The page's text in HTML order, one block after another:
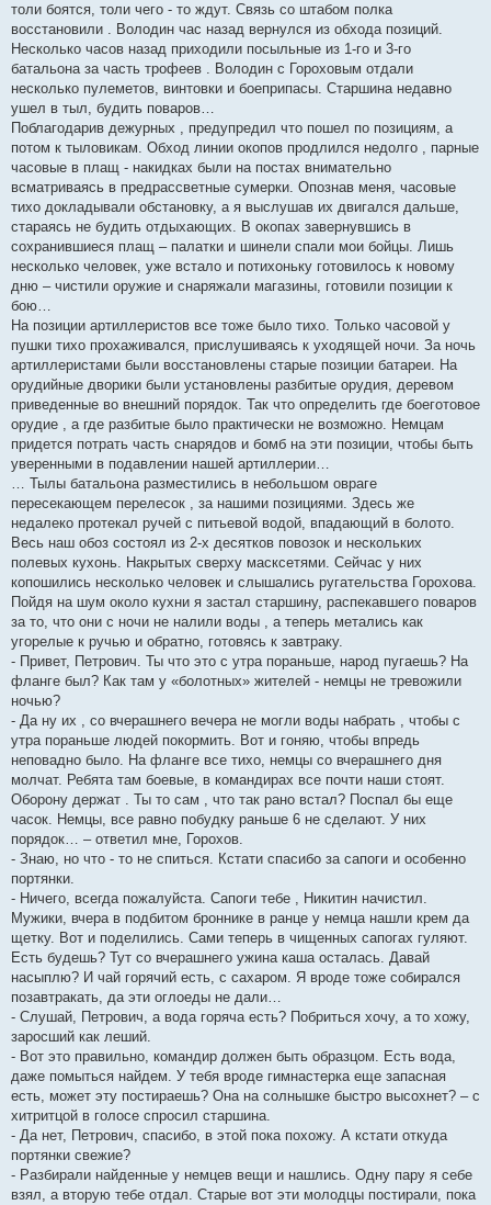
толи боятся, толи чего - то ждут. Связь со штабом полка
восстановили . Володин час назад вернулся из обхода позиций.
Несколько часов назад приходили посыльные из 1-го и 3-го
батальона за часть трофеев . Володин с Гороховым отдали
несколько пулеметов, винтовки и боеприпасы. Старшина недавно
ушел в тыл, будить поваров…
Поблагодарив дежурных , предупредил что пошел по позициям, а
потом к тыловикам. Обход линии окопов продлился недолго , парные
часовые в плащ - накидках были на постах внимательно
всматриваясь в предрассветные сумерки. Опознав меня, часовые
тихо докладывали обстановку, а я выслушав их двигался дальше,
стараясь не будить отдыхающих. В окопах завернувшись в
сохранившиеся плащ – палатки и шинели спали мои бойцы. Лишь
несколько человек, уже встало и потихоньку готовилось к новому
дню – чистили оружие и снаряжали магазины, готовили позиции к
бою…
На позиции артиллеристов все тоже было тихо. Только часовой у
пушки тихо прохаживался, прислушиваясь к уходящей ночи. За ночь
артиллеристами были восстановлены старые позиции батареи. На
орудийные дворики были установлены разбитые орудия, деревом
приведенные во внешний порядок. Так что определить где боеготовое
орудие , а где разбитые было практически не возможно. Немцам
придется потрать часть снарядов и бомб на эти позиции, чтобы быть
уверенными в подавлении нашей артиллерии…
… Тылы батальона разместились в небольшом овраге
пересекающем перелесок , за нашими позициями. Здесь же
недалеко протекал ручей с питьевой водой, впадающий в болото.
Весь наш обоз состоял из 2-х десятков повозок и нескольких
полевых кухонь. Накрытых сверху масксетями. Сейчас у них
копошились несколько человек и слышались ругательства Горохова.
Пойдя на шум около кухни я застал старшину, распекавшего поваров
за то, что они с ночи не налили воды , а теперь метались как
угорелые к ручью и обратно, готовясь к завтраку.
- Привет, Петрович. Ты что это с утра пораньше, народ пугаешь? На
фланге был? Как там у «болотных» жителей - немцы не тревожили
ночью?
- Да ну их , со вчерашнего вечера не могли воды набрать , чтобы с
утра пораньше людей покормить. Вот и гоняю, чтобы впредь
неповадно было. На фланге все тихо, немцы со вчерашнего дня
молчат. Ребята там боевые, в командирах все почти наши стоят.
Оборону держат . Ты то сам , что так рано встал? Поспал бы еще
часок. Немцы, все равно побудку раньше 6 не сделают. У них
порядок… – ответил мне, Горохов.
- Знаю, но что - то не спиться. Кстати спасибо за сапоги и особенно
портянки.
- Ничего, всегда пожалуйста. Сапоги тебе , Никитин начистил.
Мужики, вчера в подбитом броннике в ранце у немца нашли крем да
щетку. Вот и поделились. Сами теперь в чищенных сапогах гуляют.
Есть будешь? Тут со вчерашнего ужина каша осталась. Давай
насыплю? И чай горячий есть, с сахаром. Я вроде тоже собирался
позавтракать, да эти оглоеды не дали…
- Слушай, Петрович, а вода горяча есть? Побриться хочу, а то хожу,
заросший как леший.
- Вот это правильно, командир должен быть образцом. Есть вода,
даже помыться найдем. У тебя вроде гимнастерка еще запасная
есть, может эту постираешь? Она на солнышке быстро высохнет? – с
хитритцой в голосе спросил старшина.
- Да нет, Петрович, спасибо, в этой пока похожу. А кстати откуда
портянки свежие?
- Разбирали найденные у немцев вещи и нашлись. Одну пару я себе
взял, а вторую тебе отдал. Старые вот эти молодцы постирали, пока